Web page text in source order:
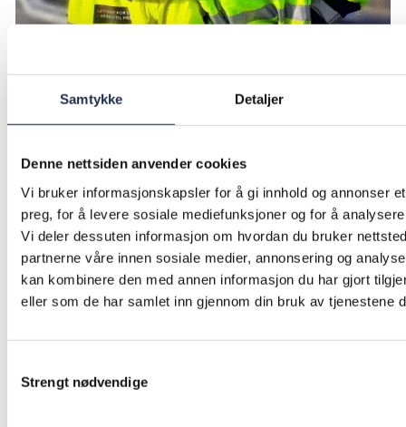
Samtykke Detaljer
Denne nettsiden anvender cookies
Vi bruker informasjonskapsler for å gi innhold og annonser
preg, for å levere sosiale mediefunksjoner og for å
Vi deler dessuten informasjon om hvordan du bruker
partnerne våre innen sosiale medier, annonsering og
kan kombinere den med annen informasjon du har gjort
eller som de har samlet inn gjennom din bruk av tjenestene
Strengt nødvendige
For mange er det vanskelig å finne betalingsvilje
og -evne for det de tilbyr, og de trenger
økonomisk støtte i en periode. Det kan komme fra
egen sparing, familie, venner eller mer
profesjonelle miljøer som stiftelser, fond,
offentlige støtteordninger eller investorer.